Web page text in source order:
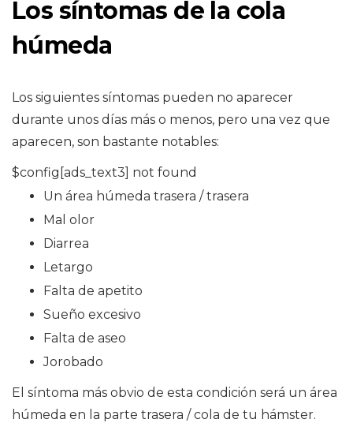
Los síntomas de la cola
húmeda
Los siguientes síntomas pueden no aparecer
durante unos días más o menos, pero una vez que
aparecen, son bastante notables:
$config[ads_text3] not found
Un área húmeda trasera / trasera
Mal olor
Diarrea
Letargo
Falta de apetito
Sueño excesivo
Falta de aseo
Jorobado
El síntoma más obvio de esta condición será un área
húmeda en la parte trasera / cola de tu hámster.